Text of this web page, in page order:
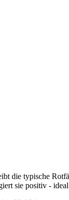
die typische
sie positiv -